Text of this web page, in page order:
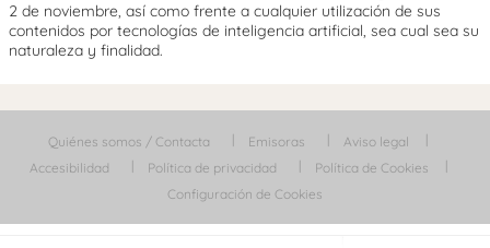
2 de noviembre, así como frente a cualquier utilización de sus
contenidos por tecnologías de inteligencia artificial, sea cual sea su
naturaleza y finalidad.
Quiénes somos / Contacta Emisoras
Aviso legal
Accesibilidad
Política de privacidad
Política de Cookies
Configuración de Cookies